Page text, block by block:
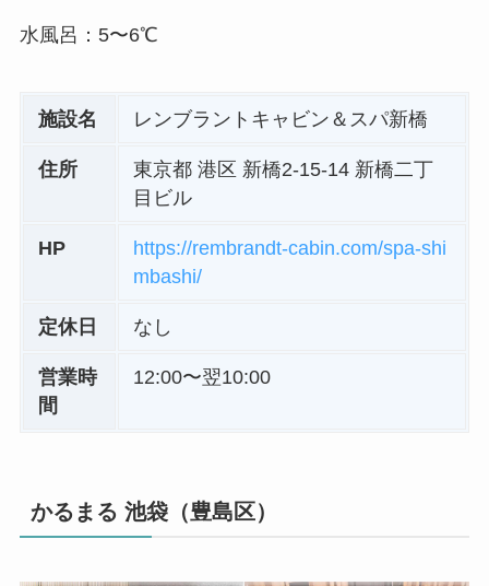
水風呂：5〜6℃
施設名 レンブラントキャビン＆スパ新橋
住所
東京都 港区 新橋2-15-14 新橋二丁
目ビル
HP
https://rembrandt-cabin.com/spa-shi
mbashi/
定休日 なし
営業時
間
12:00〜翌10:00
かるまる 池袋（豊島区）